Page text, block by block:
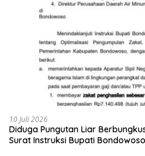
10 Juli 2026
Diduga Pungutan Liar
Surat Instruksi Bupati Bondowoso